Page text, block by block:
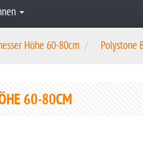
Höhe 60-80cm Polystone
60-80CM